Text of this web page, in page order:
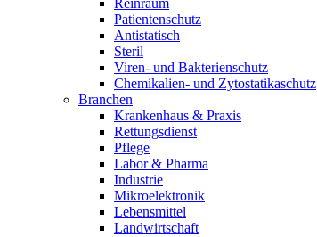
Reinraum
Patientenschutz
Antistatisch
Steril
Viren- und Bakterienschutz
Chemikalien- und Zytostatikaschutz
Branchen
Krankenhaus & Praxis
Rettungsdienst
Pflege
Labor & Pharma
Industrie
Mikroelektronik
Lebensmittel
Landwirtschaft